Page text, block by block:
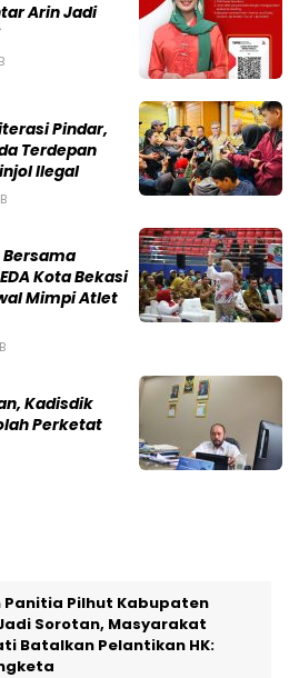
Arin Jadi
Pindar,
Terdepan
Ilegal
Kota Bekasi
Mimpi Atlet
Kadisdik
Perketat
Panitia Pilhut Kabupaten
Sorotan, Masyarakat
Batalkan Pelantikan HK: